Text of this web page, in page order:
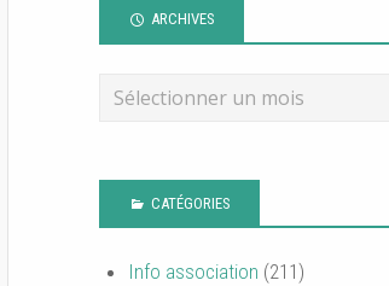
ARCHIVES
CATÉGORIES
Info association (211)